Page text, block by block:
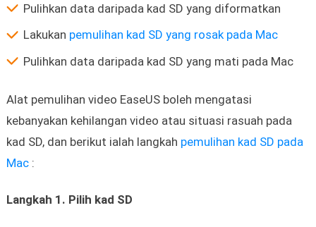
Pulihkan data daripada kad SD yang diformatkan
Lakukan pemulihan kad SD yang rosak pada Mac
Pulihkan data daripada kad SD yang mati pada Mac
Alat pemulihan video EaseUS boleh mengatasi
kebanyakan kehilangan video atau situasi rasuah pada
kad SD, dan berikut ialah langkah pemulihan kad SD pada
Mac:
Langkah 1. Pilih kad SD